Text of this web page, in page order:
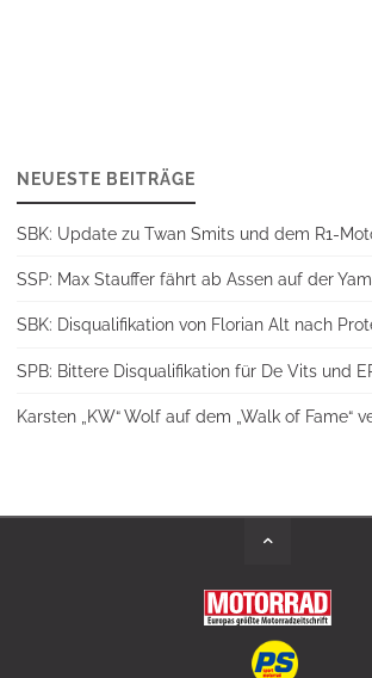
NEUESTE BEITRÄGE
SBK: Update zu Twan Smits und dem R1-
SSP: Max Stauffer fährt ab Assen auf der
SBK: Disqualifikation von Florian Alt nach
SPB: Bittere Disqualifikation für De Vits und
Karsten „KW“ Wolf auf dem „Walk of Fame“
Back